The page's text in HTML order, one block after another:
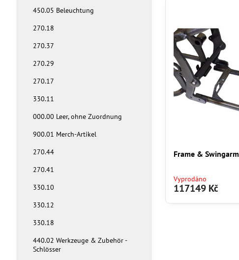
Frame & Swingarm
Vyprodáno
117149 Kč
450.05 Beleuchtung
270.18
270.37
270.29
270.17
330.11
000.00 Leer, ohne Zuordnung
900.01 Merch-Artikel
270.44
270.41
330.10
330.12
330.18
440.02 Werkzeuge & Zubehör -
Schlösser